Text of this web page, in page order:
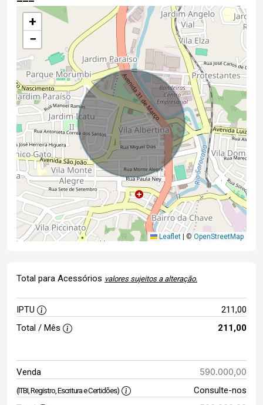
+
−
Leaflet | © OpenStreetMap
Total para Acessórios valores sujeitos a alteração.
IPTU
211,00
Total / Mês
211,00
Venda 590.000,00
(ITBI, Registro, Escritura e Certidões)
Consulte-nos